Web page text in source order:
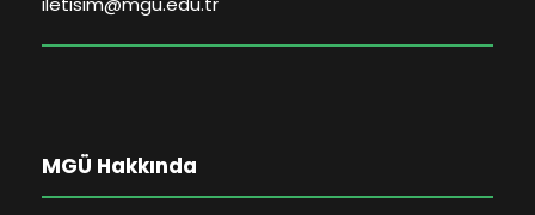
MGÜ Hakkında